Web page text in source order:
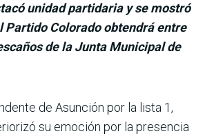
unidad partidaria y se mostró
Partido Colorado obtendrá entre
de la Junta Municipal de
de Asunción por la lista 1,
su emo­ción por la presencia